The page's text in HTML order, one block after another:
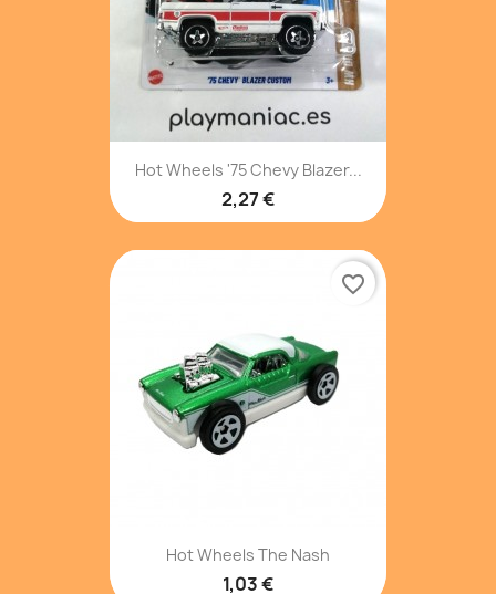
Hot Wheels '75 Chevy Blazer...
2,27 €
Hot Wheels The Nash
1,03 €
favorite_border